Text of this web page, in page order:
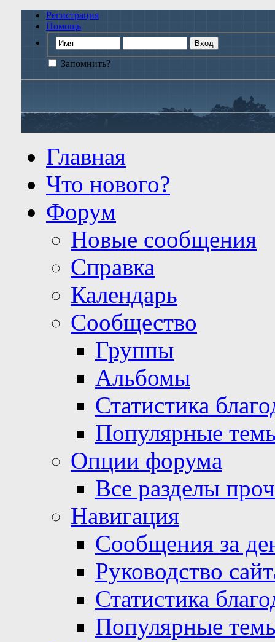
Регистрация
Помощь
Запомнить?
Главная
Что нового?
Форум
Новые сообщения
Справка
Календарь
Сообщество
Группы
Альбомы
Статистика
Популярные
Опции форума
Все разделы
Навигация
Сообщения за
Руководство
Статистика
Популярные